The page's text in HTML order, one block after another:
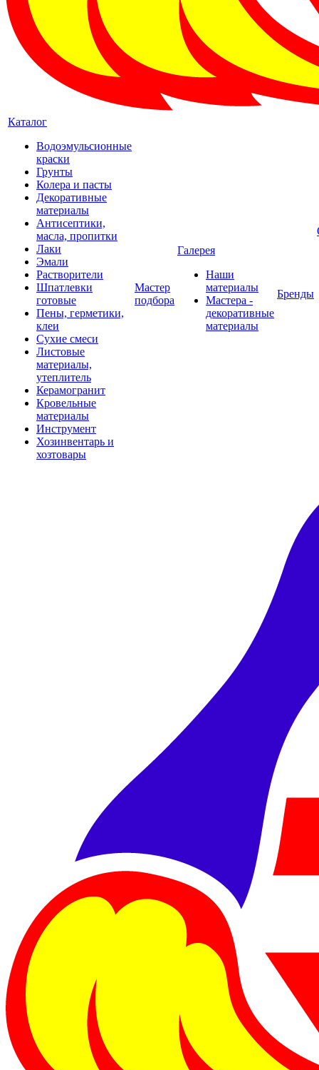
Каталог
Водоэмульсионные
краски
Грунты
Колера и пасты
Декоративные
материалы
Антисептики,
масла, пропитки
Лаки
Эмали
Растворители
Шпатлевки
готовые
Пены, герметики,
клеи
Сухие смеси
Листовые
материалы,
утеплитель
Керамогранит
Кровельные
материалы
Инструмент
Хозинвентарь и
хозтовары
Мастер
подбора
Галерея
Наши
материалы
Мастера -
декоративные
материалы
Бренды